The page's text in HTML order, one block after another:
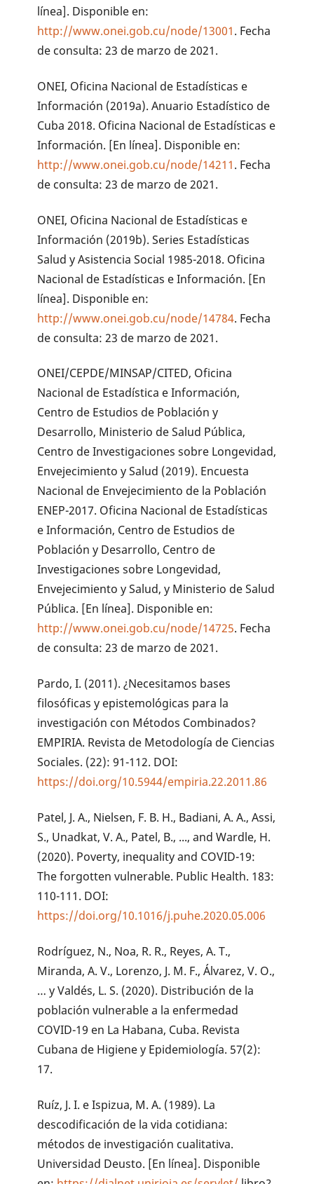
línea]. Disponible en:
http://www.onei.gob.cu/node/13001. Fecha
de consulta: 23 de marzo de 2021.
ONEI, Oficina Nacional de Estadísticas e
Información (2019a). Anuario Estadístico de
Cuba 2018. Oficina Nacional de Estadísticas e
Información. [En línea]. Disponible en:
http://www.onei.gob.cu/node/14211. Fecha
de consulta: 23 de marzo de 2021.
ONEI, Oficina Nacional de Estadísticas e
Información (2019b). Series Estadísticas
Salud y Asistencia Social 1985-2018. Oficina
Nacional de Estadísticas e Información. [En
línea]. Disponible en:
http://www.onei.gob.cu/node/14784. Fecha
de consulta: 23 de marzo de 2021.
ONEI/CEPDE/MINSAP/CITED, Oficina
Nacional de Estadística e Información,
Centro de Estudios de Población y
Desarrollo, Ministerio de Salud Pública,
Centro de Investigaciones sobre Longevidad,
Envejecimiento y Salud (2019). Encuesta
Nacional de Envejecimiento de la Población
ENEP-2017. Oficina Nacional de Estadísticas
e Información, Centro de Estudios de
Población y Desarrollo, Centro de
Investigaciones sobre Longevidad,
Envejecimiento y Salud, y Ministerio de Salud
Pública. [En línea]. Disponible en:
http://www.onei.gob.cu/node/14725. Fecha
de consulta: 23 de marzo de 2021.
Pardo, I. (2011). ¿Necesitamos bases
filosóficas y epistemológicas para la
investigación con Métodos Combinados?
EMPIRIA. Revista de Metodología de Ciencias
Sociales. (22): 91-112. DOI:
https://doi.org/10.5944/empiria.22.2011.86
Patel, J. A., Nielsen, F. B. H., Badiani, A. A., Assi,
S., Unadkat, V. A., Patel, B., ..., and Wardle, H.
(2020). Poverty, inequality and COVID-19:
The forgotten vulnerable. Public Health. 183:
110-111. DOI:
https://doi.org/10.1016/j.puhe.2020.05.006
Rodríguez, N., Noa, R. R., Reyes, A. T.,
Miranda, A. V., Lorenzo, J. M. F., Álvarez, V. O.,
… y Valdés, L. S. (2020). Distribución de la
población vulnerable a la enfermedad
COVID-19 en La Habana, Cuba. Revista
Cubana de Higiene y Epidemiología. 57(2):
17.
Ruíz, J. I. e Ispizua, M. A. (1989). La
descodificación de la vida cotidiana:
métodos de investigación cualitativa.
Universidad Deusto. [En línea]. Disponible